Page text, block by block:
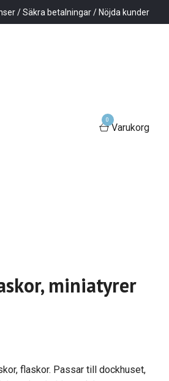
/ Säkra betalningar / Nöjda kunder
0
Varukorg
miniatyrer
flaskor. Passar till dockhuset,